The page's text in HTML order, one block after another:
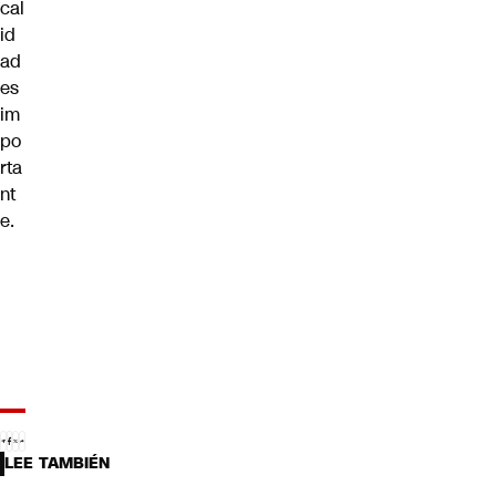
cal
id
ad
es
im
po
rta
nt
e.
LEE TAMBIÉN